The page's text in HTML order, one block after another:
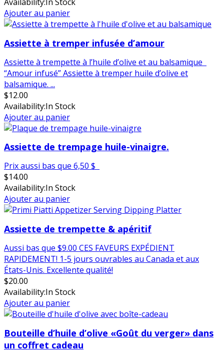
Ajouter au panier
Assiette à tremper infusée d’amour
Assiette à trempette à l’huile d’olive et au balsamique
“Amour infusé” Assiette à tremper huile d’olive et
balsamique. ...
$12.00
Availability:In Stock
Ajouter au panier
Assiette de trempage huile-vinaigre.
Prix aussi bas que 6,50 $
$14.00
Availability:In Stock
Ajouter au panier
Assiette de trempette & apéritif
Aussi bas que $9.00 CES FAVEURS EXPÉDIENT
RAPIDEMENT! 1-5 jours ouvrables au Canada et aux
États-Unis. Excellente qualité!
$20.00
Availability:In Stock
Ajouter au panier
Bouteille d’huile d’olive «Goût du verger» dans
un coffret cadeau